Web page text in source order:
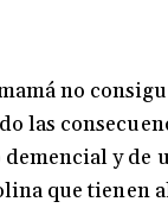
no
las
y de
que tienen